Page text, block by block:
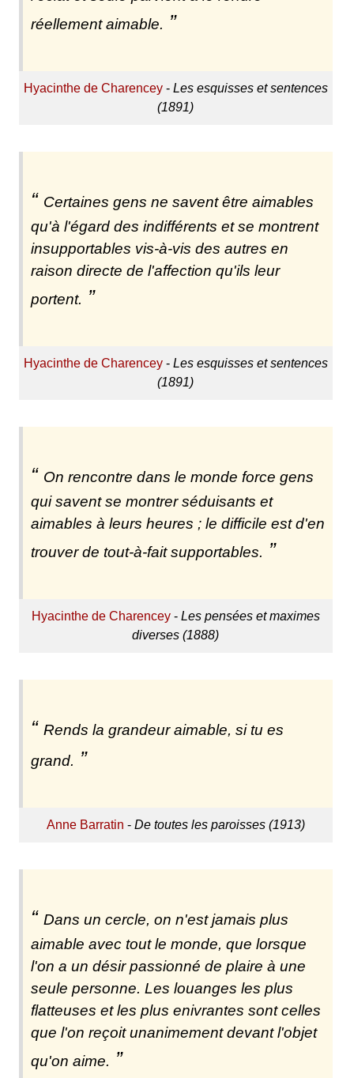
réellement aimable.
Hyacinthe de Charencey- Les esquisses et sentences
(1891)
Certaines gens ne savent être aimables
qu'à l'égard des indifférents et se montrent
insupportables vis-à-vis des autres en
raison directe de l'affection qu'ils leur
portent.
Hyacinthe de Charencey- Les esquisses et sentences
(1891)
On rencontre dans le monde force gens
qui savent se montrer séduisants et
aimables à leurs heures ; le difficile est d'en
trouver de tout-à-fait supportables.
Hyacinthe de Charencey- Les pensées et maximes
diverses (1888)
Rends la grandeur aimable, si tu es
grand.
Anne Barratin - De toutes les paroisses (1913)
Dans un cercle, on n'est jamais plus
aimable avec tout le monde, que lorsque
l'on a un désir passionné de plaire à une
seule personne. Les louanges les plus
flatteuses et les plus enivrantes sont celles
que l'on reçoit unanimement devant l'objet
qu'on aime.